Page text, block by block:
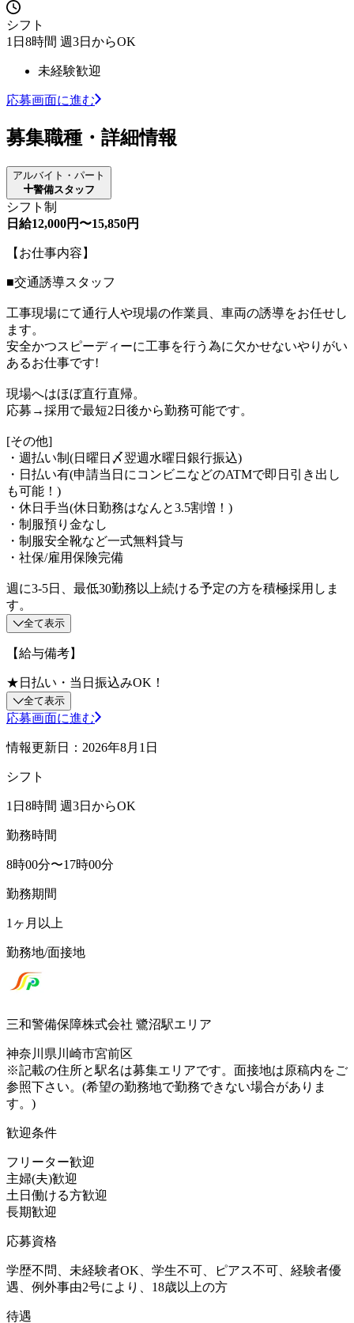
シフト
1日8時間 週3日からOK
未経験歓迎
応募画面に進む
募集職種・詳細情報
アルバイト・パート
警備スタッフ
シフト制
日給12,000円〜15,850円
【お仕事内容】
■交通誘導スタッフ
工事現場にて通行人や現場の作業員、車両の誘導をお任せし
ます。
安全かつスピーディーに工事を行う為に欠かせないやりがい
あるお仕事です!
現場へはほぼ直行直帰。
応募→採用で最短2日後から勤務可能です。
[その他]
・週払い制(日曜日〆翌週水曜日銀行振込)
・日払い有(申請当日にコンビニなどのATMで即日引き出し
も可能！)
・休日手当(休日勤務はなんと3.5割増！)
・制服預り金なし
・制服安全靴など一式無料貸与
・社保/雇用保険完備
週に3-5日、最低30勤務以上続ける予定の方を積極採用しま
す。
全て表示
【給与備考】
★日払い・当日振込みOK！
全て表示
応募画面に進む
情報更新日：2026年8月1日
シフト
1日8時間 週3日からOK
勤務時間
8時00分〜17時00分
勤務期間
1ヶ月以上
勤務地/面接地
三和警備保障株式会社 鷺沼駅エリア
神奈川県川崎市宮前区
※記載の住所と駅名は募集エリアです。面接地は原稿内をご
参照下さい。(希望の勤務地で勤務できない場合がありま
す。)
歓迎条件
フリーター歓迎
主婦(夫)歓迎
土日働ける方歓迎
長期歓迎
応募資格
学歴不問、未経験者OK、学生不可、ピアス不可、経験者優
遇、例外事由2号により、18歳以上の方
待遇